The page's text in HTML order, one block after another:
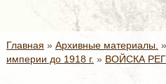
Главная » Архивные материалы. »
империи до 1918 г. » ВОЙСКА